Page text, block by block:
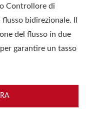
Controllore di
bidirezionale. Il
del flusso in due
garantire un tasso